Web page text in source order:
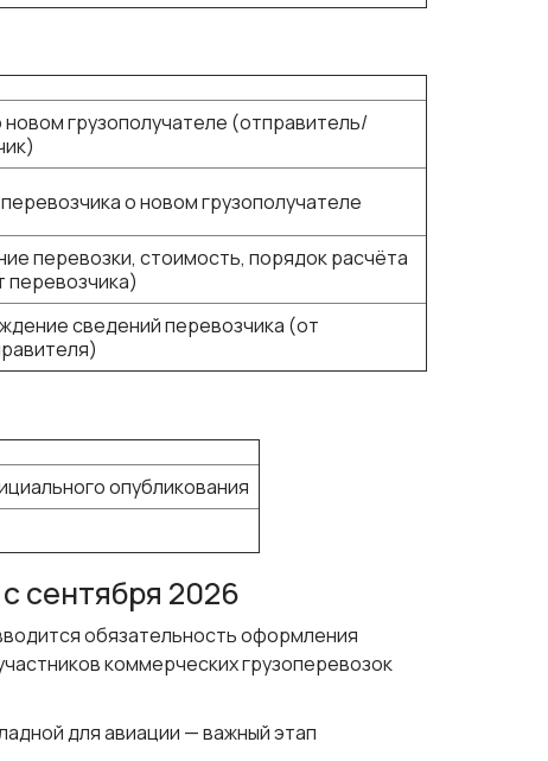
грузополучателе (отправитель/
о новом грузополучателе
перевозки, стоимость, порядок расчёта
перевозчика)
сведений перевозчика (от
опубликования
сентября 2026
обязательность оформления
коммерческих грузоперевозок
для авиации — важный этап